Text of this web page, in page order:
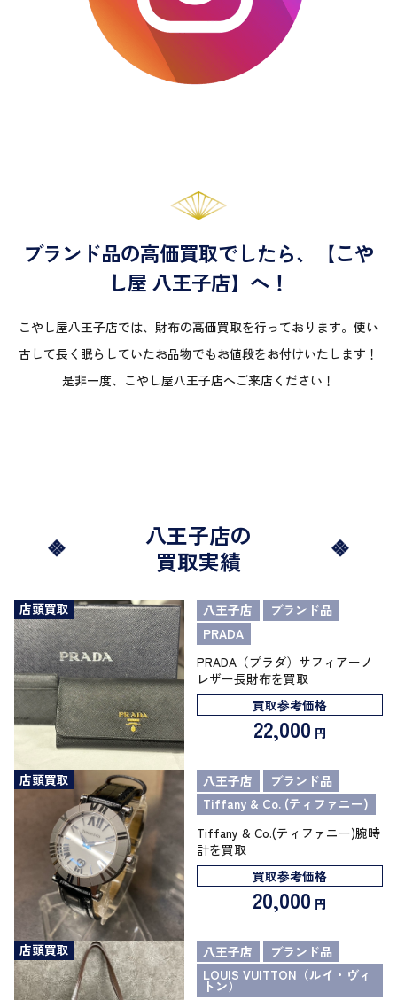
ブランド品の高価買取でしたら、【こや
し屋 八王子店】へ！
こやし屋八王子店では、財布の高価買取を行っております。使い
古して長く眠らしていたお品物でもお値段をお付けいたします！
是非一度、こやし屋八王子店へご来店ください！
八王子店の
買取実績
店頭買取 八王子店
ブランド品
PRADA
PRADA（プラダ）サフィアーノ
レザー長財布を買取
買取参考価格
22,000 円
店頭買取 八王子店
ブランド品
Tiffany & Co. (ティファニー)
Tiffany & Co.(ティファニー)腕時
計を買取
買取参考価格
20,000 円
店頭買取 八王子店
ブランド品
LOUIS VUITTON（ルイ・ヴィ
トン）